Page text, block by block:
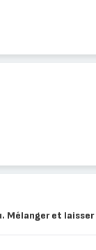
Mélanger et